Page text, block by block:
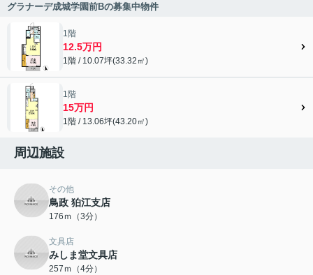
グラナーデ成城学園前Bの募集中物件
1階
12.5万円
1階 / 10.07坪(33.32㎡)
1階
15万円
1階 / 13.06坪(43.20㎡)
周辺施設
その他
鳥政 狛江支店
176ｍ（3分）
文具店
みしま堂文具店
257ｍ（4分）